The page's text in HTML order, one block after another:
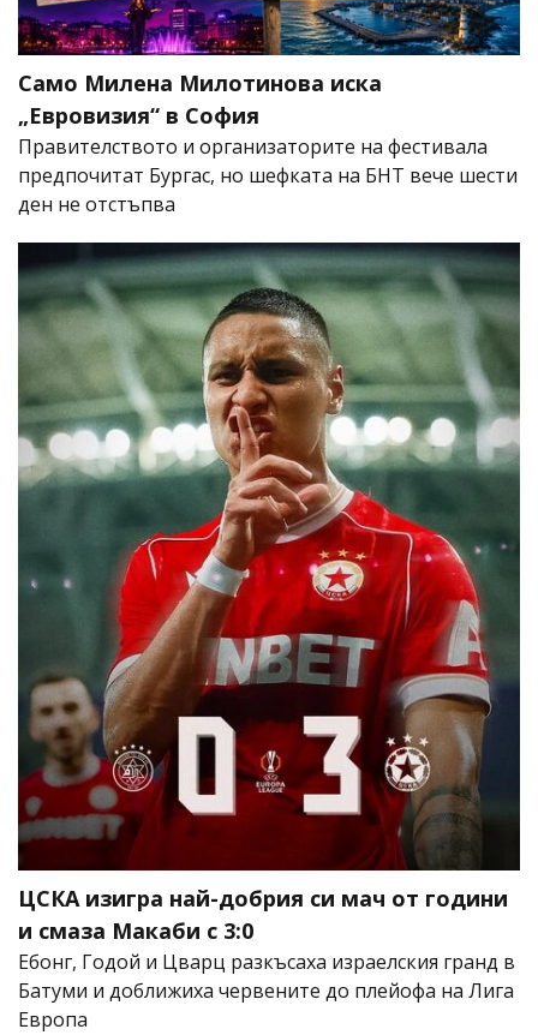
Само Милена Милотинова иска
„Евровизия“ в София
Правителството и организаторите на фестивала
предпочитат Бургас, но шефката на БНТ вече шести
ден не отстъпва
ЦСКА изигра най-добрия си мач от години
и смаза Макаби с 3:0
Ебонг, Годой и Цварц разкъсаха израелския гранд в
Батуми и доближиха червените до плейофа на Лига
Европа